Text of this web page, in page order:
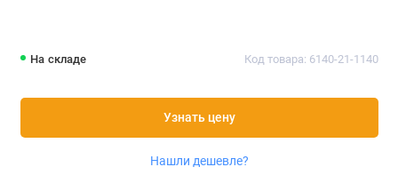
На складе Код товара: 6140-21-1140
Узнать цену
Нашли дешевле?